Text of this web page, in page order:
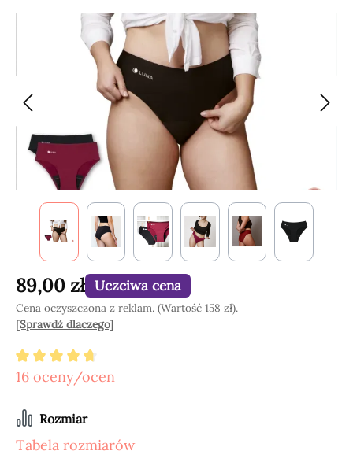
Pomiń galerię zdjęć
89,00 zł Uczciwa cena
Cena oczyszczona z reklam. (Wartość 158 zł).
[Sprawdź dlaczego]
Średnia ocena 4.84 z 5 gwiazdek
16 oceny/ocen
Wybierz
Rozmiar
Tabela rozmiarów